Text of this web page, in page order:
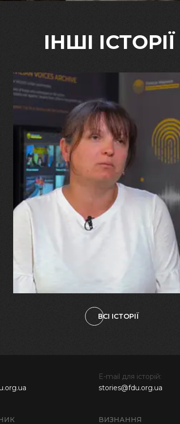
ІНШІ ІСТОРІЇ
29.07.2026
Марина, Ваїд та Аміна Харченко
"Попри всі втрати, ми не
зламалися: тепер я бачу
свого вбитого чоловіка у
наших дітях"
ВСІ ІСТОРІЇ
ВИЗНАННЯ
E-mail для історій:
stories@fdu.org.ua